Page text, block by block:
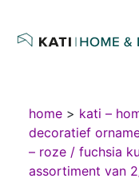
home > kati –
decoratief
– roze / fuchsia
assortiment van